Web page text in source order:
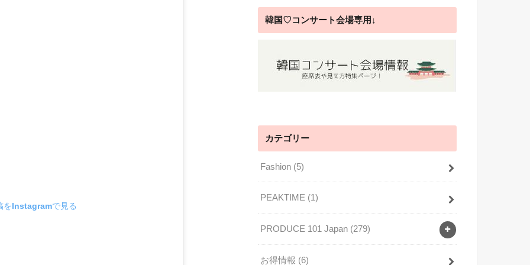
をInstagramで見る
韓国♡コンサート会場専用↓
カテゴリー
Fashion (5)
PEAKTIME (1)
PRODUCE 101 Japan (279)
お得情報 (6)